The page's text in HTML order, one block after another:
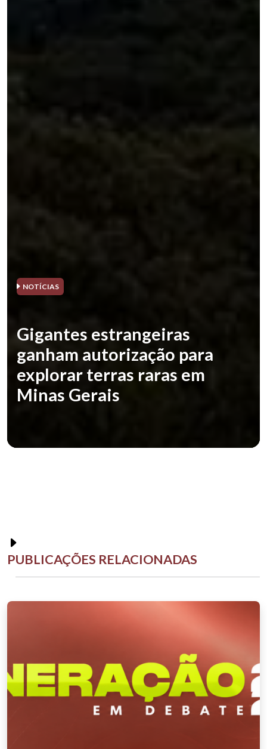
NOTÍCIAS
Gigantes estrangeiras
ganham autorização para
explorar terras raras em
Minas Gerais
PUBLICAÇÕES RELACIONADAS